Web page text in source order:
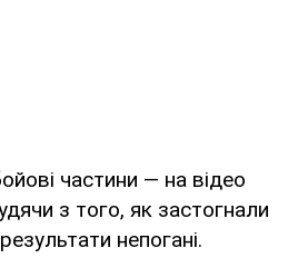
частини — на відео
з того, як застогнали
непогані.